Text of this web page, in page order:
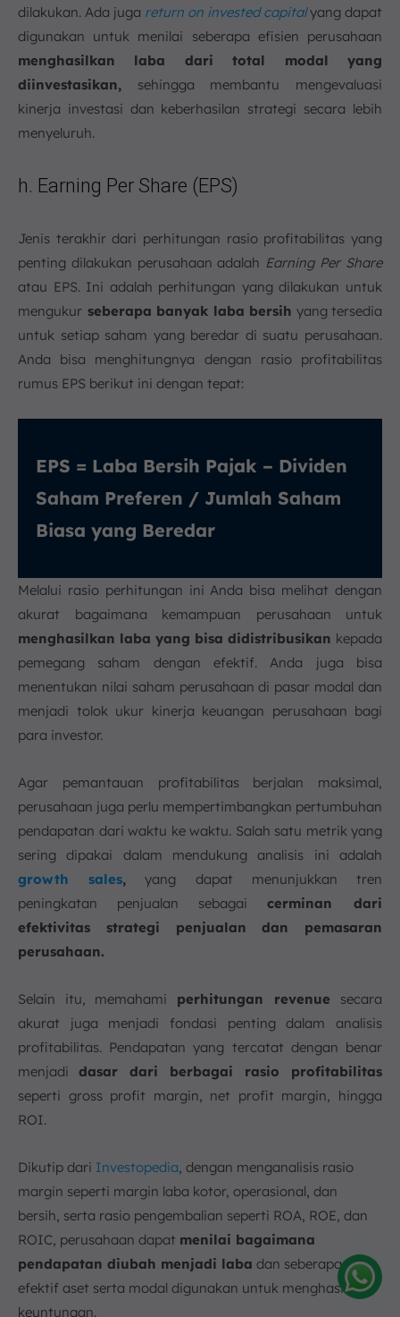
dilakukan. Ada juga return on invested capitalyang dapat
digunakan untuk menilai seberapa efisien perusahaan
menghasilkan laba dari total modal yang
diinvestasikan, sehingga membantu mengevaluasi
kinerja investasi dan keberhasilan strategi secara lebih
menyeluruh.
h. Earning Per Share (EPS)
Jenis terakhir dari perhitungan rasio profitabilitas yang
penting dilakukan perusahaan adalah Earning Per Share
atau EPS. Ini adalah perhitungan yang dilakukan untuk
mengukur seberapa banyak laba bersih yang tersedia
untuk setiap saham yang beredar di suatu perusahaan.
Anda bisa menghitungnya dengan rasio profitabilitas
rumus EPS berikut ini dengan tepat:
EPS = Laba Bersih Pajak – Dividen
Saham Preferen / Jumlah Saham
Biasa yang Beredar
Melalui rasio perhitungan ini Anda bisa melihat dengan
akurat bagaimana kemampuan perusahaan untuk
menghasilkan laba yang bisa didistribusikan kepada
pemegang saham dengan efektif. Anda juga bisa
menentukan nilai saham perusahaan di pasar modal dan
menjadi tolok ukur kinerja keuangan perusahaan bagi
para investor.
Agar pemantauan profitabilitas berjalan maksimal,
perusahaan juga perlu mempertimbangkan pertumbuhan
pendapatan dari waktu ke waktu. Salah satu metrik yang
sering dipakai dalam mendukung analisis ini adalah
growth sales, yang dapat menunjukkan tren
peningkatan penjualan sebagai cerminan dari
efektivitas strategi penjualan dan pemasaran
perusahaan.
Selain itu, memahami perhitungan revenue secara
akurat juga menjadi fondasi penting dalam analisis
profitabilitas. Pendapatan yang tercatat dengan benar
menjadi dasar dari berbagai rasio profitabilitas
seperti gross profit margin, net profit margin, hingga
ROI.
Dikutip dari Investopedia , dengan menganalisis rasio
margin seperti margin laba kotor, operasional, dan
bersih, serta rasio pengembalian seperti ROA, ROE, dan
ROIC, perusahaan dapat menilai bagaimana
pendapatan diubah menjadi laba dan seberapa
efektif aset serta modal digunakan untuk menghasilkan
keuntungan.